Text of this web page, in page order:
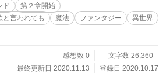
ド
第２章開始
と言われても
魔法 ファンタジー
異世界
感想数 0
文字数 26,360
最終更新日 2020.11.13
登録日 2020.10.17